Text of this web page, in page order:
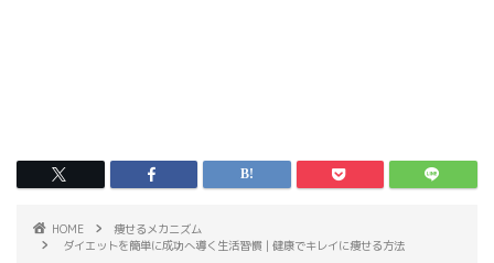
HOME
痩せるメカニズム
ダイエットを簡単に成功へ導く生活習慣｜健康でキレイに痩せる方法